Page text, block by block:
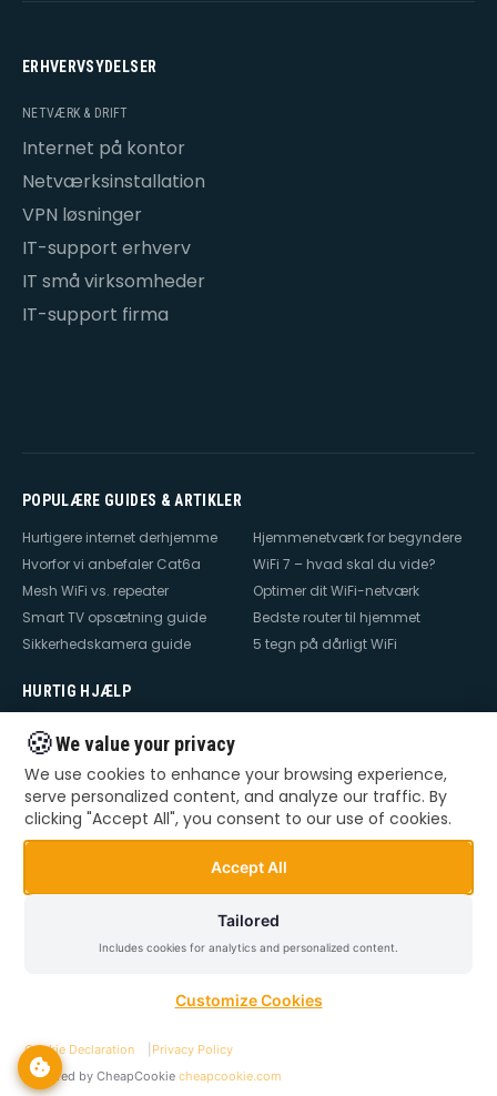
ERHVERVSYDELSER
NETVÆRK & DRIFT
Internet på kontor
Netværksinstallation
VPN løsninger
IT-support erhverv
IT små virksomheder
IT-support firma
POPULÆRE GUIDES & ARTIKLER
Hurtigere internet derhjemme
Hjemmenetværk for begyndere
Hvorfor vi anbefaler Cat6a
WiFi 7 – hvad skal du vide?
Mesh WiFi vs. repeater
Optimer dit WiFi-netværk
Smart TV opsætning guide
Bedste router til hjemmet
Sikkerhedskamera guide
5 tegn på dårligt WiFi
HURTIG HJÆLP
Hjælp til internet
Hjælp til TV
Hjælp til router
WiFi falder ud
TV der ikke virker
Dårlig WiFi
Mesh WiFi opsætning
Videoovervågning – privat &
Privatlivspolitik Handelsbetingelser
🍪We value your privacy
We use cookies to enhance your browsing experience,
serve personalized content, and analyze our traffic. By
clicking "Accept All", you consent to our use of cookies.
Accept All
Tailored
Includes cookies for analytics and personalized content.
Customize Cookies
Cookie Declaration
Privacy Policy
Powered by CheapCookiecheapcookie.com